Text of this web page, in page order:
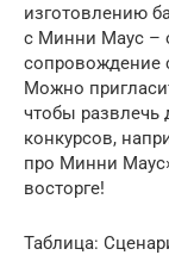
изготовлению
с Минни Маус –
сопровождение
Можно
чтобы развлечь
конкурсов,
про Минни
восторге!
Таблица: